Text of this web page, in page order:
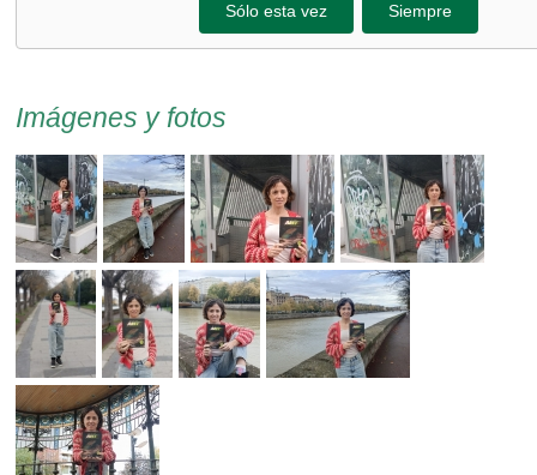
Sólo esta vez Siempre
Imágenes y fotos